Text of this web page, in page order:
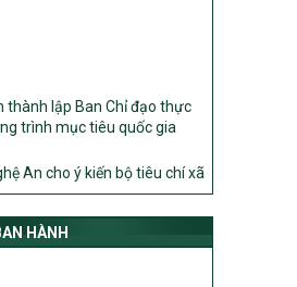
trình mục tiêu quốc gia
thực hiện Chương trình
gia xây dựng nông thôn mới,
HÀNH